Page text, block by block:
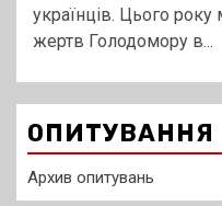
українців. Цього
жертв Голодомору в...
ОПИТУВАННЯ
Архив опитувань